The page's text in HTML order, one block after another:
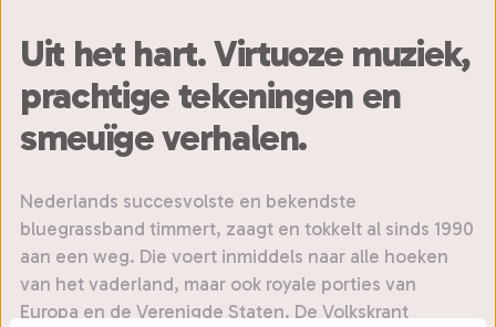
Uit het hart. Virtuoze muziek,
prachtige tekeningen en
smeuïge verhalen.
Nederlands succesvolste en bekendste
bluegrassband timmert, zaagt en tokkelt al sinds 1990
aan een weg. Die voert inmiddels naar alle hoeken
van het vaderland, maar ook royale porties van
Europa en de Verenigde Staten. De Volkskrant